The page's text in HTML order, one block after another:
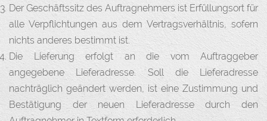
Der Geschäftssitz des Auftragnehmers ist Erfüllungsort für
alle Verpflichtungen aus dem Vertragsverhältnis, sofern
nichts anderes bestimmt ist.
Die Lieferung erfolgt an die vom Auftraggeber
angegebene Lieferadresse. Soll die Lieferadresse
nachträglich geändert werden, ist eine Zustimmung und
Bestätigung der neuen Lieferadresse durch den